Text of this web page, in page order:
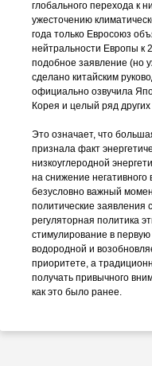
глобального перехода к
ужесточению
года только Евросоюз
нейтральности Европы к
подобное заявление (но
сделано китайским
официально озвучила
Корея и целый ряд других
Это означает, что
признала факт
низкоуглеродной
на снижение негативного
безусловно важный
политические заявления
регуляторная политика
стимулирование в
водородной и
приоритете, а
получать привычного
как это было ранее.